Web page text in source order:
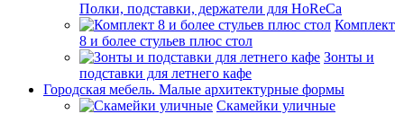
Полки, подставки, держатели для HoReCa
Комплект
8 и более стульев плюс стол
Зонты и
подставки для летнего кафе
Городская мебель. Малые архитектурные формы
Скамейки уличные